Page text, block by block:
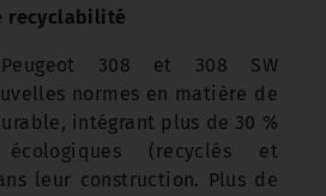
recyclabilité
308 et 308 SW
normes en matière de
intégrant plus de 30 %
(recyclés et
leur construction. Plus de